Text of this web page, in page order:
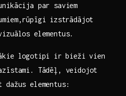
par saviem
⁤izstrādājot
elementus.
logotipi ir⁣ bieži vien
Tādēļ, veidojot
elementus: